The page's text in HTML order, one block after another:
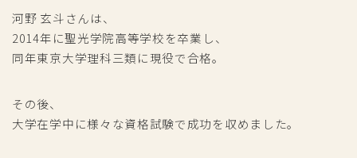
河野 玄斗さんは、
2014年に聖光学院高等学校を卒業し、
同年東京大学理科三類に現役で合格。
その後、
大学在学中に様々な資格試験で成功を収めました。